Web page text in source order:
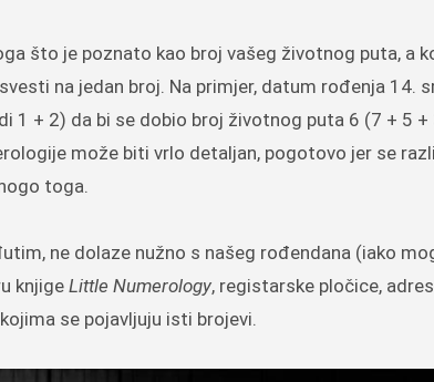
što je poznato kao broj vašeg životnog puta, a
na jedan broj. Na primjer, datum rođenja 14.
1 + 2) da bi se dobio broj životnog puta 6 (7 + 5
može biti vrlo detaljan, pogotovo jer se
toga.
ne dolaze nužno s našeg rođendana (iako
knjige Little Numerology, registarske pločice,
se pojavljuju isti brojevi.